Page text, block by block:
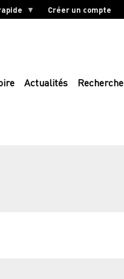
Créer un compte
Actualités Recherche